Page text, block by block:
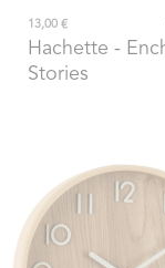
13,00 €
Hachette -
Stories